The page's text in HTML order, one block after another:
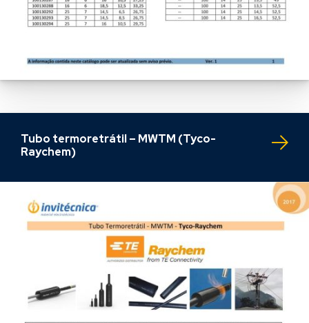
Tubo termoretrátil – MWTM (Tyco-
Raychem)